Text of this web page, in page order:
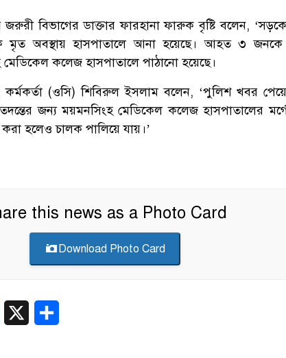
জরুরী বিভাগের ডাক্তার ফারহানা ফারুক বৃষ্টি বলেন,
মৃত অবস্থায় হাসপাতালে আনা হয়েছে। আহত ৩ জনকে
মেডিকেল কলেজ হাসপাতালে পাঠানো হয়েছে।
কর্মকর্তা (ওসি) শিবিরুল ইসলাম বলেন, ‘পুলিশ খবর
জন্য ময়মনসিংহ মেডিকেল কলেজ হাসপাতালের
করা হলেও চালক পালিয়ে যায়।’
this news as a Photo Card
Download Photo Card
Telegram